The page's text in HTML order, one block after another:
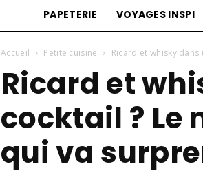
PAPETERIE VOYAGES INSPI
Accueil Petite cuisine Ricard et whisky
Ricard et
cocktail ?
qui va